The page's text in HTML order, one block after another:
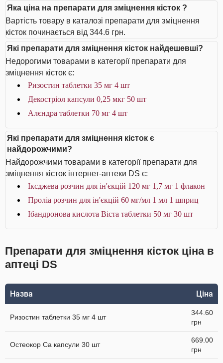
Яка ціна на препарати для зміцнення кісток ?
Вартість товару в каталозі препарати для зміцнення
кісток починається від 344.6 грн.
Які препарати для зміцнення кісток найдешевші?
Недорогими товарами в категорії препарати для
зміцнення кісток є:
Ризостин таблетки 35 мг 4 шт
Декостріол капсули 0,25 мкг 50 шт
Алєндра таблетки 70 мг 4 шт
Які препарати для зміцнення кісток є
найдорожчими?
Найдорожчими товарами в категорії препарати для
зміцнення кісток інтернет-аптеки DS є:
Іксджева розчин для ін'єкцій 120 мг 1,7 мг 1 флакон
Проліа розчин для ін'єкцій 60 мг/мл 1 мл 1 шприц
Ібандронова кислота Віста таблетки 50 мг 30 шт
Препарати для зміцнення кісток ціна в
аптеці DS
Назва Ціна
Ризостин таблетки 35 мг 4 шт
344.60
грн
Остеокор Cа капсули 30 шт
669.00
грн